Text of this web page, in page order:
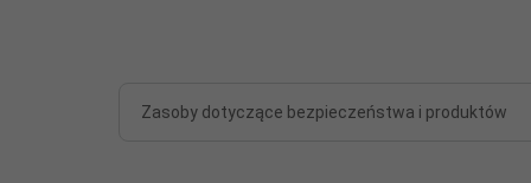
Zasoby dotyczące bezpieczeństwa i produktów